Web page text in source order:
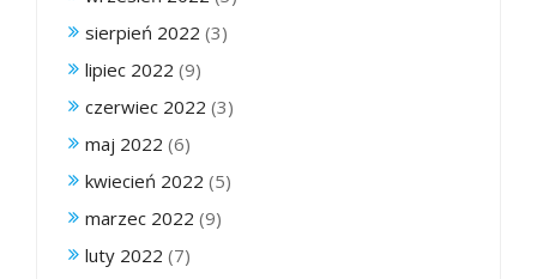
sierpień 2022 (3)
lipiec 2022 (9)
czerwiec 2022 (3)
maj 2022 (6)
kwiecień 2022 (5)
marzec 2022 (9)
luty 2022 (7)